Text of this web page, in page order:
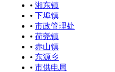
• 湘东镇
• 下埠镇
• 市政管理处
• 荷尧镇
• 赤山镇
• 东源乡
• 市供电局